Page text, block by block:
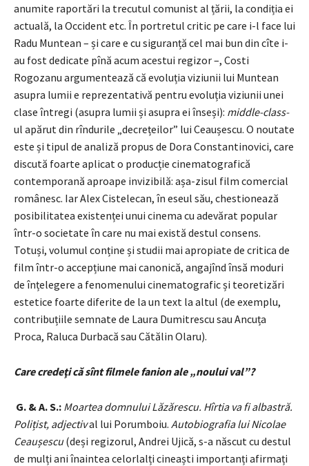
anumite raportări la trecutul comunist al țării, la condiția ei
actuală, la Occident etc. În portretul critic pe care i-l face lui
Radu Muntean – și care e cu siguranță cel mai bun din cîte i-
au fost dedicate pînă acum acestui regizor –, Costi
Rogozanu argumentează că evoluția viziunii lui Muntean
asupra lumii e reprezentativă pentru evoluția viziunii unei
clase întregi (asupra lumii și asupra ei înseși): middle-class-
ul apărut din rîndurile „decrețeilor” lui Ceaușescu. O noutate
este și tipul de analiză propus de Dora Constantinovici, care
discută foarte aplicat o producție cinematografică
contemporană aproape invizibilă: așa-zisul film comercial
românesc. Iar Alex Cistelecan, în eseul său, chestionează
posibilitatea existenței unui cinema cu adevărat popular
într-o societate în care nu mai există destul consens.
Totuși, volumul conține și studii mai apropiate de critica de
film într-o accepțiune mai canonică, angajînd însă moduri
de înțelegere a fenomenului cinematografic și teoretizări
estetice foarte diferite de la un text la altul (de exemplu,
contribuțiile semnate de Laura Dumitrescu sau Ancuța
Proca, Raluca Durbacă sau Cătălin Olaru).
Care credeţi că sînt filmele fanion ale „noului val”?
G. & A. S.: Moartea domnului Lăzărescu. Hîrtia va fi albastră.
Polițist, adjectival lui Porumboiu. Autobiografia lui Nicolae
Ceaușescu(deși regizorul, Andrei Ujică, s-a născut cu destul
de mulți ani înaintea celorlalți cineaști importanți afirmați